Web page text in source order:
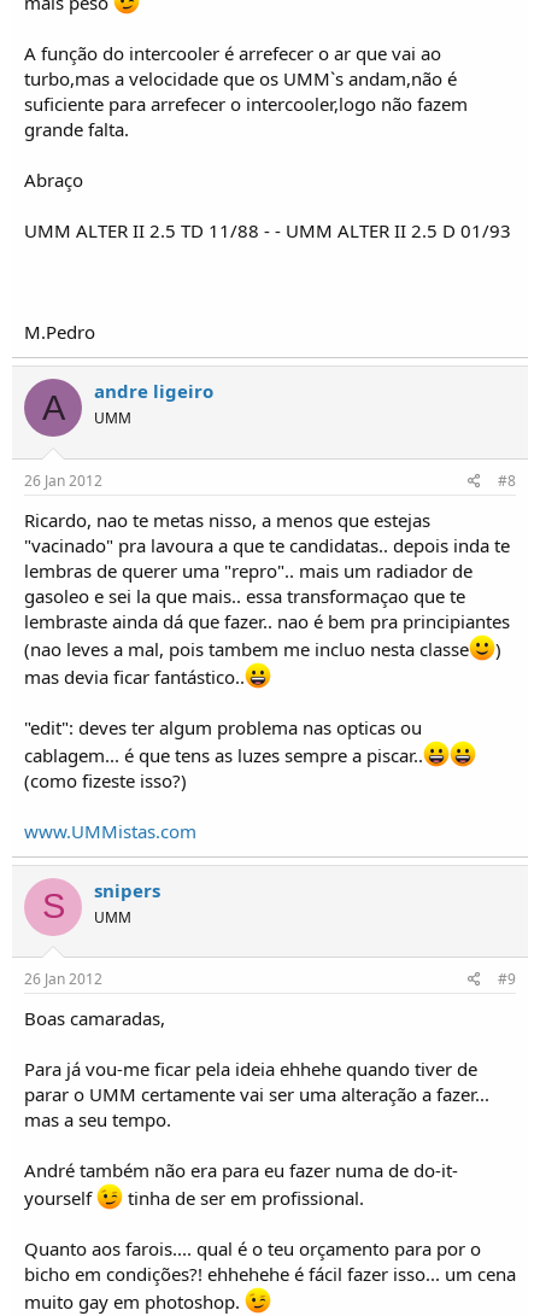
A função do intercooler é arrefecer o ar que vai ao
turbo,mas a velocidade que os UMM`s andam,não é
suficiente para arrefecer o intercooler,logo não fazem
grande falta.
Abraço
UMM ALTER II 2.5 TD 11/88 - - UMM ALTER II 2.5 D 01/93
M.Pedro
A andre ligeiro
UMM
26 Jan 2012 #8
Ricardo, nao te metas nisso, a menos que estejas
"vacinado" pra lavoura a que te candidatas.. depois inda te
lembras de querer uma "repro".. mais um radiador de
gasoleo e sei la que mais.. essa transformaçao que te
lembraste ainda dá que fazer.. nao é bem pra principiantes
(nao leves a mal, pois tambem me incluo nesta classe
)
mas devia ficar fantástico..
"edit": deves ter algum problema nas opticas ou
cablagem... é que tens as luzes sempre a piscar..
(como fizeste isso?)
www.UMMistas.com
S snipers
UMM
26 Jan 2012 #9
Boas camaradas,
Para já vou-me ficar pela ideia ehhehe quando tiver de
parar o UMM certamente vai ser uma alteração a fazer...
mas a seu tempo.
André também não era para eu fazer numa de do-it-
yourself
tinha de ser em profissional.
Quanto aos farois.... qual é o teu orçamento para por o
bicho em condições?! ehhehehe é fácil fazer isso... um cena
muito gay em photoshop.